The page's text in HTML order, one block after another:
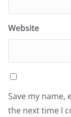
Website
Save my
the next time I